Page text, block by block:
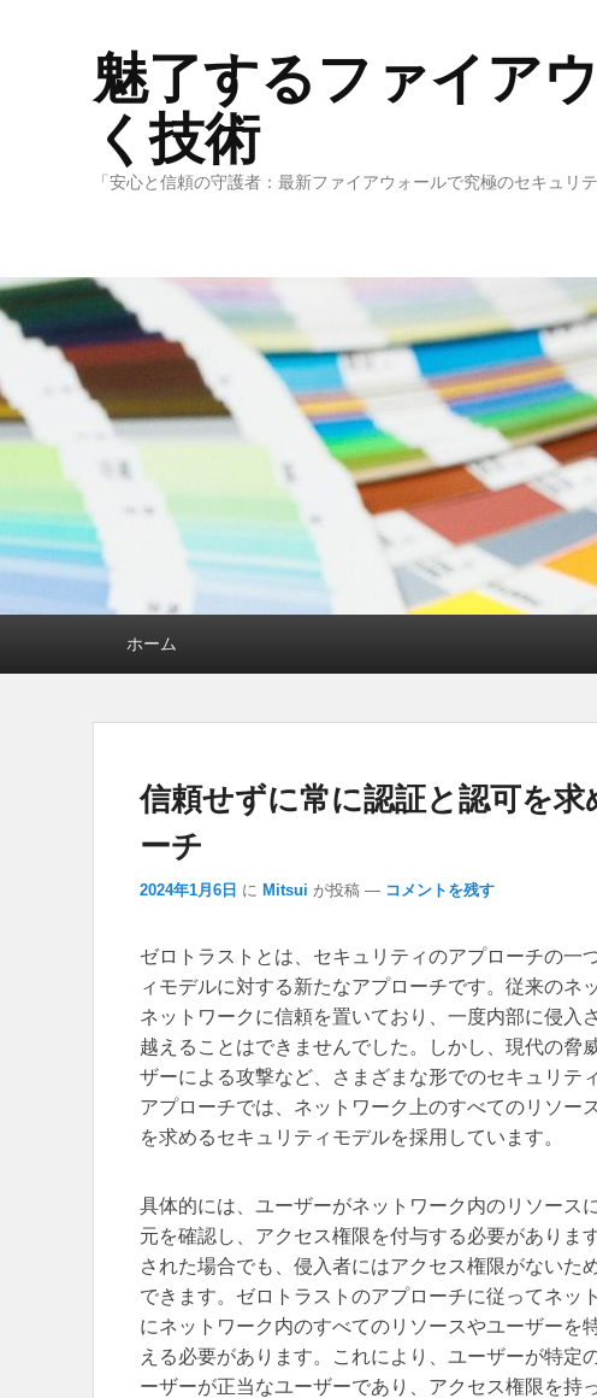
魅了するファイア
く技術
「安心と信頼の守護者：最新ファイアウォールで究極のセキュリテ
ホーム
信頼せずに常に認証と認可を
ーチ
2024年1月6日 に Mitsui が投稿 — コメントを残す
ゼロトラストとは、セキュリティのアプローチの一
ィモデルに対する新たなアプローチです。 従来のネ
ネットワークに信頼を置いており、一度内部に侵入
越えることはできませんでした。しかし、現代の脅
ザーによる攻撃など、さまざまな形でのセキュリテ
アプローチでは、ネットワーク上のすべてのリソー
を求めるセキュリティモデルを採用しています。
具体的には、ユーザーがネットワーク内のリソース
元を確認し、アクセス権限を付与する必要がありま
された場合でも、侵入者にはアクセス権限がないた
できます。ゼロトラストのアプローチに従ってネッ
にネットワーク内のすべてのリソースやユーザーを
える必要があります。これにより、ユーザーが特定
ーザーが正当なユーザーであり、アクセス権限を持